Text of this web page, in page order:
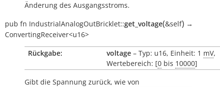
Änderung des Ausgangsstroms.
pub fn IndustrialAnalogOutBricklet::get_voltage(&self) →
ConvertingReceiver<u16>
Rückgabe:
voltage – Typ: u16, Einheit: 1 mV,
Wertebereich: [0 bis 10000]
Gibt die Spannung zurück, wie von